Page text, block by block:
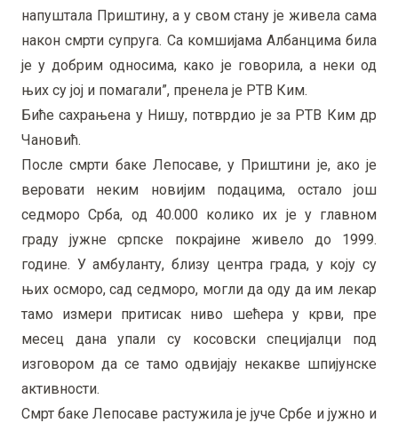
напуштала Приштину, а у свом стану је живела сама
након смрти супруга. Са комшијама Албанцима била
је у добрим односима, како је говорила, а неки од
њих су јој и помагали”, пренела је РТВ Ким.
Биће сахрањена у Нишу, потврдио је за РТВ Ким др
Чановић.
После смрти баке Лепосаве, у Приштини је, ако је
веровати неким новијим подацима, остало још
седморо Срба, од 40.000 колико их је у главном
граду јужне српске покрајине живело до 1999.
године. У амбуланту, близу центра града, у коју су
њих осморо, сад седморо, могли да оду да им лекар
тамо измери притисак ниво шећера у крви, пре
месец дана упали су косовски специјалци под
изговором да се тамо одвијају некакве шпијунске
активности.
Смрт баке Лепосаве растужила је јуче Србе и јужно и